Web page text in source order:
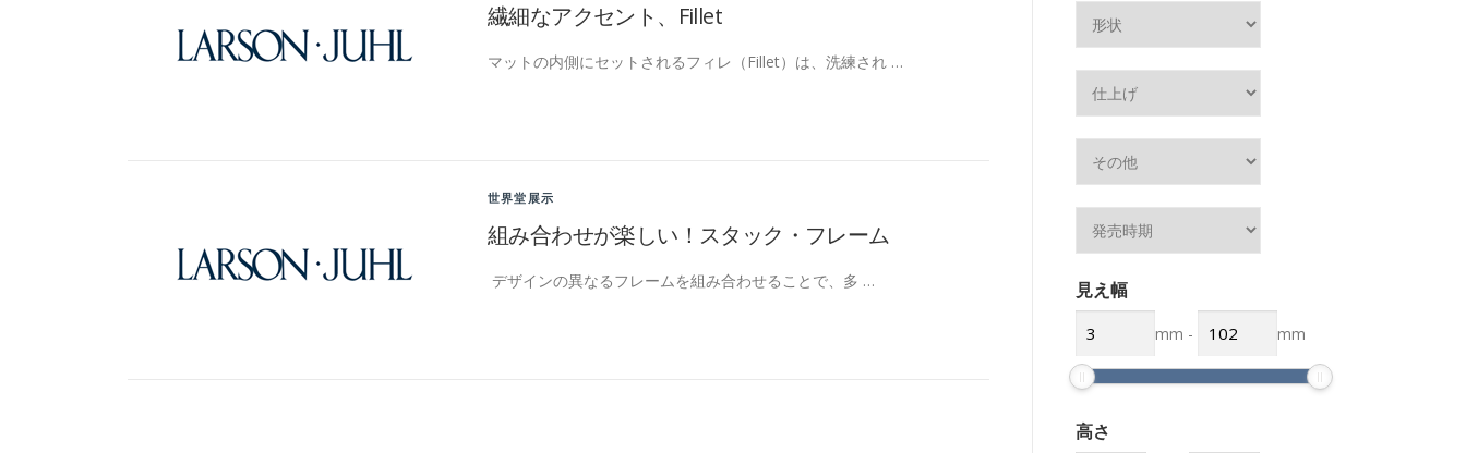
繊細なアクセント、Fillet
マットの内側にセットされるフィレ（Fillet）は、洗練され …
世界堂展示
組み合わせが楽しい！スタック・フレーム
デザインの異なるフレームを組み合わせることで、多 … 見え幅
mm - mm
高さ